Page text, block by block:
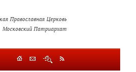
Православная Церковь
Московский Патриархат